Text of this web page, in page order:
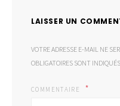
LAISSER UN
VOTRE ADRESSE E-MAIL NE
OBLIGATOIRES SONT
COMMENTAIRE